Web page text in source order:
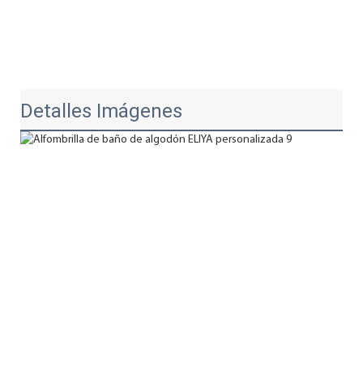
Detalles Imágenes